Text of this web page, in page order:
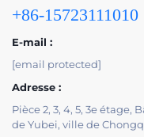
+86-15723111010
E-mail :
[email protected]
Adresse :
Pièce 2, 3, 4, 5, 3e étage,
de Yubei, ville de